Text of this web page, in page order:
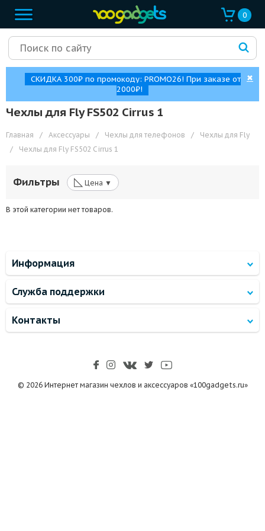
0
СКИДКА 300₽ по промокоду: PROMO26! При заказе от
2000₽!
✖
Чехлы для Fly FS502 Cirrus 1
Главная / Аксессуары / Чехлы для телефонов /
Чехлы для Fly
/
Чехлы для Fly FS502 Cirrus 1
Фильтры ◺ Цена ▼
В этой категории нет товаров.
Информация
Служба поддержки
Контакты
© 2026 Интернет магазин чехлов и аксессуаров «100gadgets.ru»